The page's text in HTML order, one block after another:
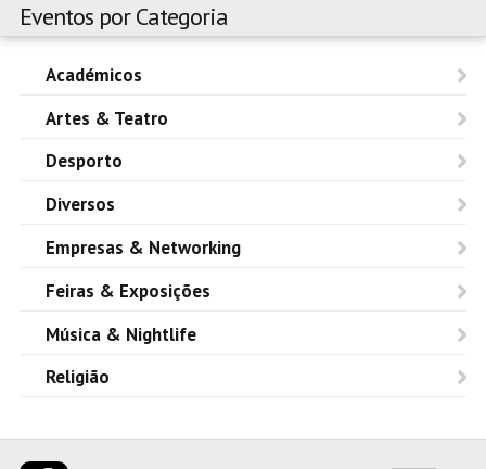
Eventos por Categoria
Académicos
Artes & Teatro
Desporto
Diversos
Empresas & Networking
Feiras & Exposições
Música & Nightlife
Religião